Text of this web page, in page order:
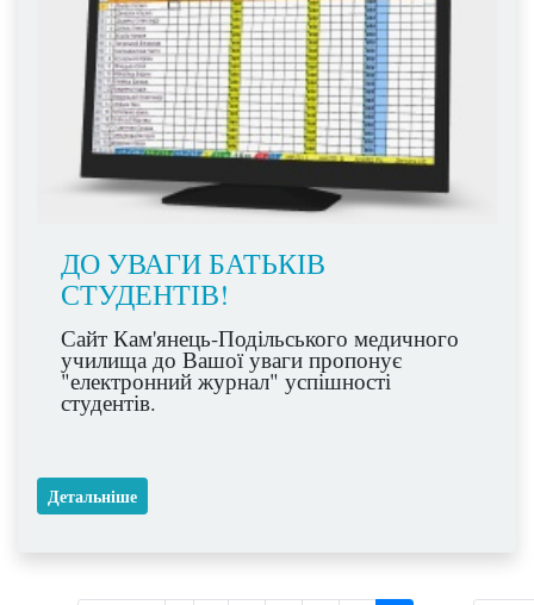
ДО УВАГИ БАТЬКІВ
СТУДЕНТІВ!
Сайт Кам'янець-Подільського медичного
училища до Вашої уваги пропонує
"електронний журнал" успішності
студентів.
Детальніше